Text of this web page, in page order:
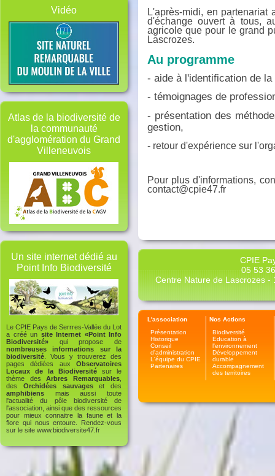
Vidéo
Atlas de la biodiversité de
la communauté
d'agglomération du Grand
Villeneuvois
Un site internet dédié au
Point Info Biodiversité
Le CPIE Pays de Serrres-Vallée du Lot
a créé un site Internet «Point Info
Biodiversité» qui propose de
nombreuses informations sur la
biodiversité. Vous y trouverez des
pages dédiées aux Observatoires
Locaux de la Biodiversité sur le
thème desArbres Remarquables,
des Orchidées sauvageset des
amphibiens mais aussi toute
l'actualité du pôle biodiversité de
l'association, ainsi que des ressources
pour mieux connaitre la faune et la
flore qui nous entoure. Rendez-vous
sur le site www.biodiversite47.fr
L'après-midi, en
d'échange ouvert à tous,
agricole que pour le grand
Lascrozes.
Au programme
- aide à l'identification de la
- témoignages de
- présentation des
gestion,
- retour d'expérience sur
Pour plus d'informations,
contact@cpie47.fr
CPIE
05 53
Centre Nature de Lascrozes -
L'association
Présentation
Historique
Conseil
d'administration
L'équipe du CPIE
Partenaires
Nos Actions
Biodiversité
Education à
l'environnement
Développement
durable
Accompagnement
des territoires